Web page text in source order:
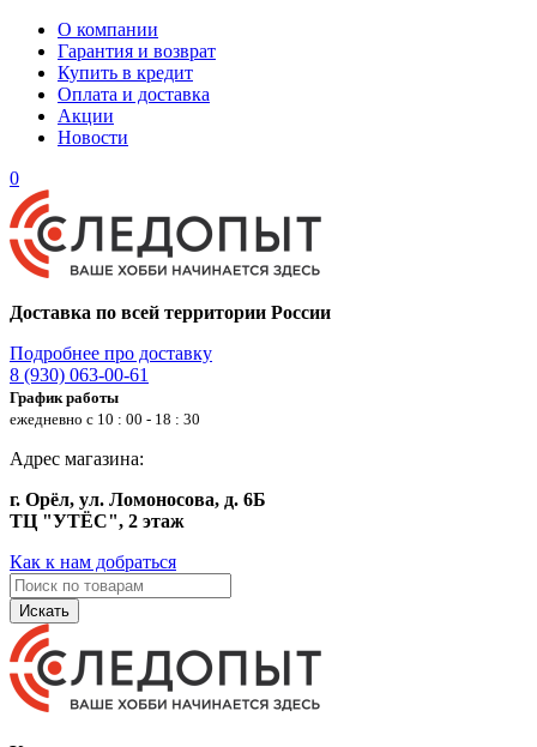
О компании
Гарантия и возврат
Купить в кредит
Оплата и доставка
Акции
Новости
0
Доставка по всей территории России
Подробнее про доставку
8 (930) 063-00-61
График работы
ежедневно с 10 : 00 - 18 : 30
Адрес магазина:
г. Орёл, ул. Ломоносова, д. 6Б
ТЦ "УТЁС", 2 этаж
Как к нам добраться
Искать